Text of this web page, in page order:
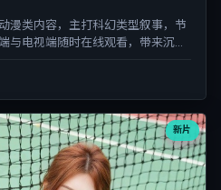
漫类内容，主打科幻类型叙事，节
与电视端随时在线观看，带来沉浸
新片